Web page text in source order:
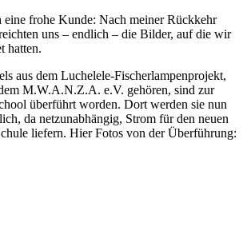
eine frohe Kunde: Nach meiner Rückkehr
uns – endlich – die Bilder, auf die wir
hatten.
aus dem Luchelele-Fischerlampenprojekt,
M.W.A.N.Z.A. e.V. gehören, sind zur
überführt worden. Dort werden sie nun
da netzunabhängig, Strom für den neuen
liefern. Hier Fotos von der Überführung: